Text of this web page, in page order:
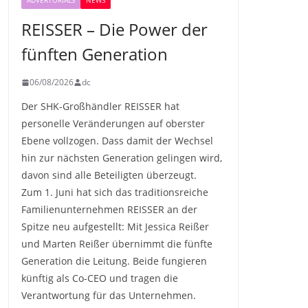
REISSER – Die Power der
fünften Generation
06/08/2026 dc
Der SHK-Großhändler REISSER hat
personelle Veränderungen auf oberster
Ebene vollzogen. Dass damit der Wechsel
hin zur nächsten Generation gelingen wird,
davon sind alle Beteiligten überzeugt.
Zum 1. Juni hat sich das traditionsreiche
Familienunternehmen REISSER an der
Spitze neu aufgestellt: Mit Jessica Reißer
und Marten Reißer übernimmt die fünfte
Generation die Leitung. Beide fungieren
künftig als Co-CEO und tragen die
Verantwortung für das Unternehmen.